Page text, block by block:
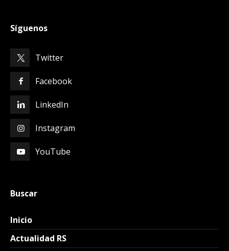
Síguenos
Twitter
Facebook
LinkedIn
Instagram
YouTube
Buscar
Inicio
Actualidad RS